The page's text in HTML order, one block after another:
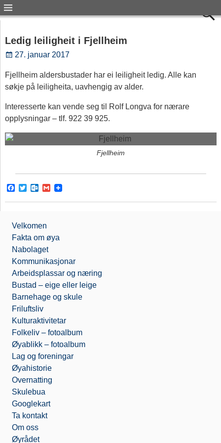
Ledig leiligheit i Fjellheim
27. januar 2017
Fjellheim aldersbustader har ei leiligheit ledig. Alle kan
søkje på leiligheita, uavhengig av alder.
Interesserte kan vende seg til Rolf Longva for nærare
opplysningar – tlf. 922 39 925.
Fjellheim
F
c
o
o
k
T
i
e
r
O
t
o
k
.
c
o
m
G
a
Velkomen
Fakta om øya
Nabolaget
Kommunikasjonar
Arbeidsplassar og næring
Bustad – eige eller leige
Barnehage og skule
Friluftsliv
Kulturaktivitetar
Folkeliv – fotoalbum
Øyablikk – fotoalbum
Lag og foreningar
Øyahistorie
Overnatting
Skulebua
Googlekart
Ta kontakt
Om oss
Øyrådet